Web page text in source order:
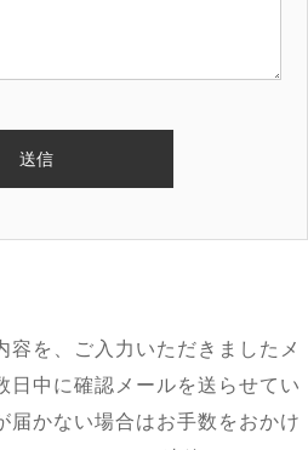
容を、ご入力いただきましたメ
日中に確認メールを送らせてい
届かない場合はお手数をおかけ